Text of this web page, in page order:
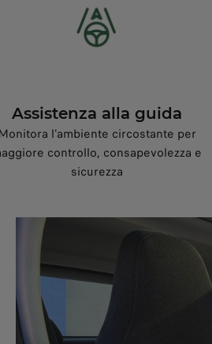
Assistenza alla guida
Monitora l'ambiente circostante per
controllo, consapevolezza e
sicurezza